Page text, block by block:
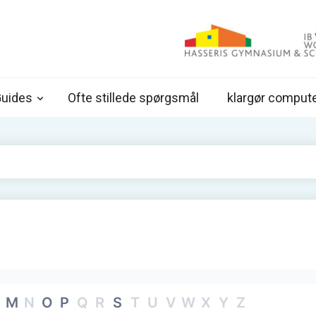
Ofte stillede spørgsmål klargør
M N O P Q R S T U V W X Y Z